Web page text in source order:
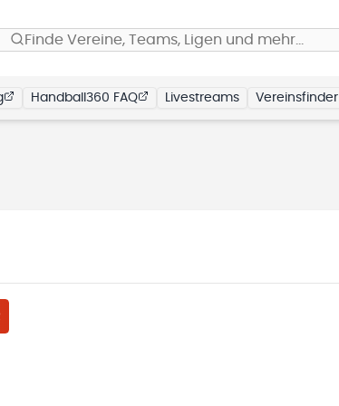
Finde Vereine, Teams, Ligen und mehr…
Handball360 FAQ Livestreams Vereinsfinder